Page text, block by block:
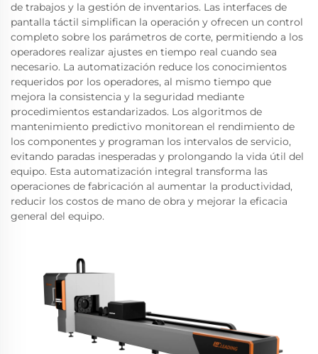
de trabajos y la gestión de inventarios. Las interfaces de
pantalla táctil simplifican la operación y ofrecen un control
completo sobre los parámetros de corte, permitiendo a los
operadores realizar ajustes en tiempo real cuando sea
necesario. La automatización reduce los conocimientos
requeridos por los operadores, al mismo tiempo que
mejora la consistencia y la seguridad mediante
procedimientos estandarizados. Los algoritmos de
mantenimiento predictivo monitorean el rendimiento de
los componentes y programan los intervalos de servicio,
evitando paradas inesperadas y prolongando la vida útil del
equipo. Esta automatización integral transforma las
operaciones de fabricación al aumentar la productividad,
reducir los costos de mano de obra y mejorar la eficacia
general del equipo.